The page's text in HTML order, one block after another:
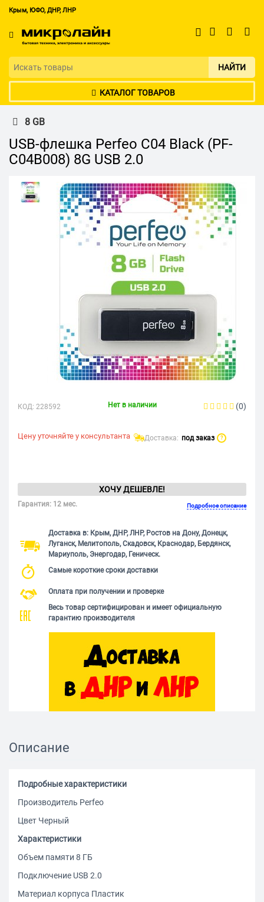
Крым, ЮФО, ДНР, ЛНР
НАЙТИ
КАТАЛОГ ТОВАРОВ
8 GB
USB-флешка Perfeo C04 Black (PF-
C04B008) 8G USB 2.0
КОД: 228592 Нет в наличии (0)
Цену уточняйте у консультанта Доставка: под заказ ?
ХОЧУ ДЕШЕВЛЕ!
Гарантия: 12 мес. Подробное описание
Доставка в: Крым, ДНР, ЛНР, Ростов на Дону, Донецк,
Луганск, Мелитополь, Скадовск, Краснодар, Бердянск,
Мариуполь, Энергодар, Геническ.
Самые короткие сроки доставки
Оплата при получении и проверке
Весь товар сертифицирован и имеет официальную
гарантию производителя
Описание
Подробные характеристики
Производитель Perfeo
Цвет Черный
Характеристики
Объем памяти 8 ГБ
Подключение USB 2.0
Материал корпуса Пластик